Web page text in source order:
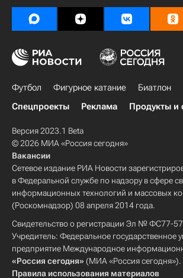
Футбол Фигурное катание Биатлон
Спецпроекты
Реклама Продукты и
Версия 2023.1 Beta
© 2026 МИА «Россия сегодня»
Вакансии
Сетевое издание РИА Новости
в Федеральной службе по надзору в сфере
информационных технологий и массовых
(Роскомнадзор) 08 апреля 2014 года.
Свидетельство о регистрации Эл № ФС77-
Учредитель: Федеральное государственное
предприятие Международное
«Россия сегодня» (МИА «Россия сегодня»).
Правила использования материалов